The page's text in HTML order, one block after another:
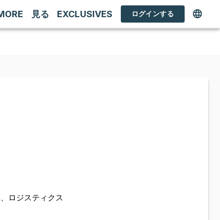
見る EXCLUSIVES ログインする
ロジスティクス